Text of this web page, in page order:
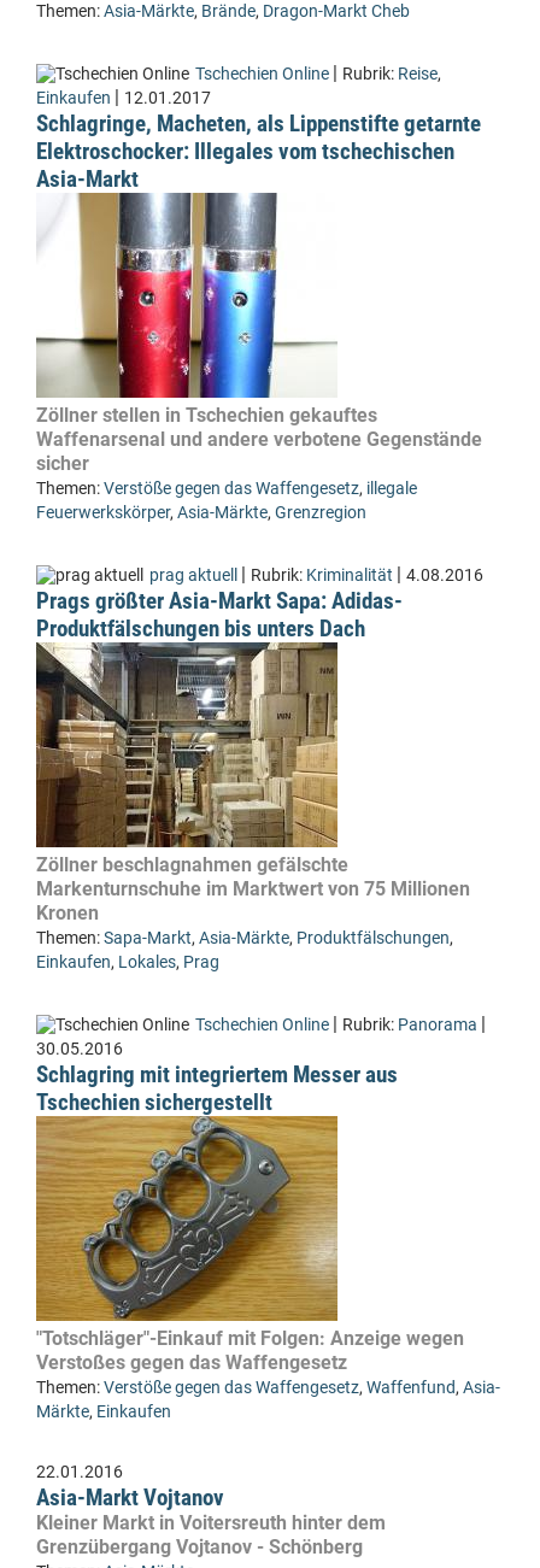
Themen:Asia-Märkte, Brände, Dragon-Markt Cheb
Tschechien Online | Rubrik: Reise,
Einkaufen | 12.01.2017
Schlagringe, Macheten, als Lippenstifte getarnte
Elektroschocker: Illegales vom tschechischen
Asia-Markt
Zöllner stellen in Tschechien gekauftes
Waffenarsenal und andere verbotene Gegenstände
sicher
Themen:Verstöße gegen das Waffengesetz, illegale
Feuerwerkskörper, Asia-Märkte, Grenzregion
prag aktuell | Rubrik: Kriminalität | 4.08.2016
Prags größter Asia-Markt Sapa: Adidas-
Produktfälschungen bis unters Dach
Zöllner beschlagnahmen gefälschte
Markenturnschuhe im Marktwert von 75 Millionen
Kronen
Themen:Sapa-Markt, Asia-Märkte, Produktfälschungen,
Einkaufen, Lokales, Prag
Tschechien Online | Rubrik: Panorama |
30.05.2016
Schlagring mit integriertem Messer aus
Tschechien sichergestellt
"Totschläger"-Einkauf mit Folgen: Anzeige wegen
Verstoßes gegen das Waffengesetz
Themen:Verstöße gegen das Waffengesetz, Waffenfund, Asia-
Märkte, Einkaufen
22.01.2016
Asia-Markt Vojtanov
Kleiner Markt in Voitersreuth hinter dem
Grenzübergang Vojtanov - Schönberg